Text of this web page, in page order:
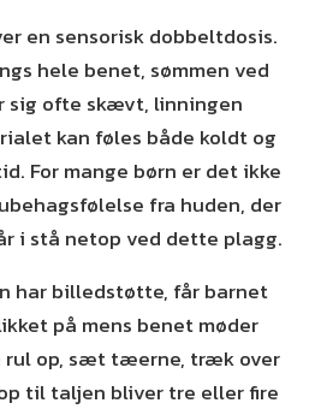
en sensorisk dobbeltdosis.
hele benet, sømmen ved
ofte skævt, linningen
kan føles både koldt og
For mange børn er det ikke
fra huden, der
i stå netop ved dette plagg.
har billedstøtte, får barnet
på mens benet møder
rul op, sæt tæerne, træk over
til taljen bliver tre eller fire